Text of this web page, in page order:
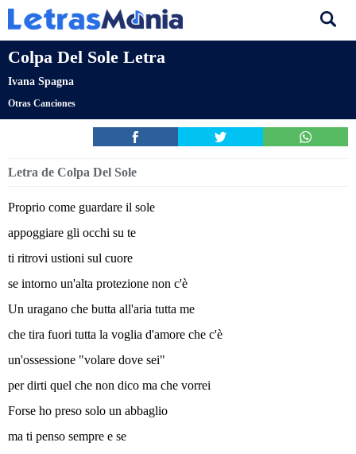
Colpa Del Sole Letra
Ivana Spagna
Otras Canciones
Letra de Colpa Del Sole
Proprio come guardare il sole
appoggiare gli occhi su te
ti ritrovi ustioni sul cuore
se intorno un'alta protezione non c'è
Un uragano che butta all'aria tutta me
che tira fuori tutta la voglia d'amore che c'è
un'ossessione "volare dove sei"
per dirti quel che non dico ma che vorrei
Forse ho preso solo un abbaglio
ma ti penso sempre e se